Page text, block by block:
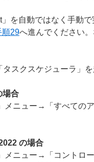
を自動ではなく手動
順29へ進んでください
スクスケジューラ」
場合
メニュー→「すべての
の場合
メニュー→「コントロ